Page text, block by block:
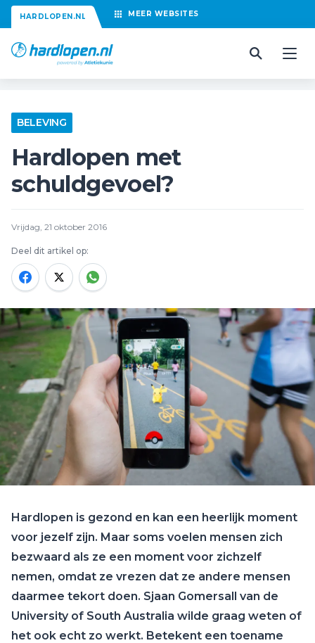
HARDLOPEN.NL MEER WEBSITES
BELEVING
Hardlopen met
schuldgevoel?
Vrijdag, 21 oktober 2016
Deel dit artikel op:
Hardlopen is gezond en kan een heerlijk moment
voor jezelf zijn. Maar soms voelen mensen zich
bezwaard als ze een moment voor zichzelf
nemen, omdat ze vrezen dat ze andere mensen
daarmee tekort doen. Sjaan Gomersall van de
University of South Australia wilde graag weten of
het ook echt zo werkt. Betekent een toename